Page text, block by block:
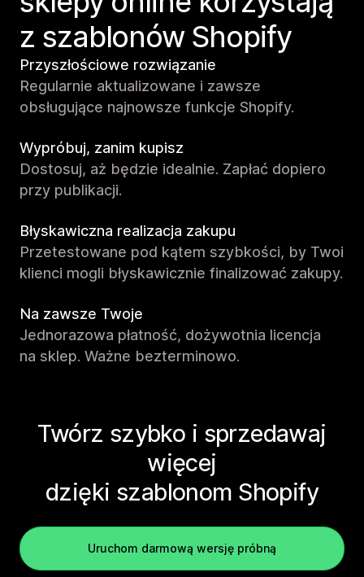
z szablonów Shopify
Przyszłościowe rozwiązanie
Regularnie aktualizowane i zawsze
obsługujące najnowsze funkcje Shopify.
Wypróbuj, zanim kupisz
Dostosuj, aż będzie idealnie. Zapłać dopiero
przy publikacji.
Błyskawiczna realizacja zakupu
Przetestowane pod kątem szybkości, by Twoi
klienci mogli błyskawicznie finalizować zakupy.
Na zawsze Twoje
Jednorazowa płatność, dożywotnia licencja
na sklep. Ważne bezterminowo.
Twórz szybko i sprzedawaj
więcej
dzięki szablonom Shopify
Uruchom darmową wersję próbną